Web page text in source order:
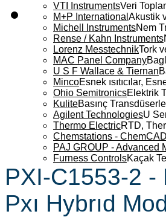
VTI InstrumentsVeri
M+P International Akustik
Michell InstrumentsNem
Rense / Kahn Instruments
Lorenz MesstechnikTork
MAC Panel Company
U S F Wallace & Tiernan
MincoEsnek ısıtıcılar,
Ohio SemitronicsElektrik
KuliteBasınç
Agilent TechnologiesU
Thermo ElectricRTD,
Chemstations - ChemCAD
PAJ GROUP - Advanced
Furness ControlsKaçak
PXI-C1553-2 -
Pxı Hybrıd